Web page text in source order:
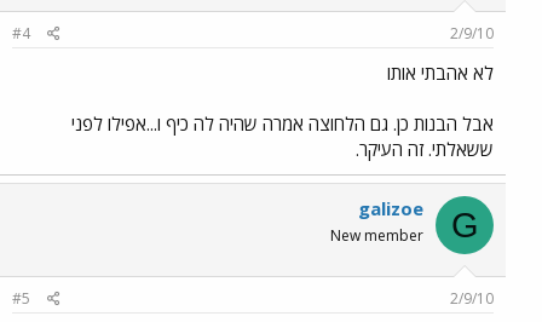
2/9/10
#4
לא אהבתי אותו
אבל הבנות כן. גם הלחוצה אמרה שהיה לה כיף ו...אפילו לפני
ששאלתי. זה העיקר.
G
galizoe
New member
2/9/10
#5